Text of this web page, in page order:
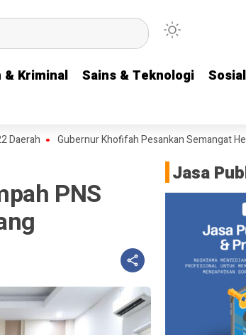
& Kriminal Sains & Teknologi
& Kriminal Sains & Teknologi
Gubernur Khofifah Pesankan Semangat
PNS
Jasa